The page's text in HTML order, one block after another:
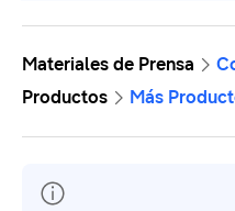
Materiales de Prensa
Productos
Más